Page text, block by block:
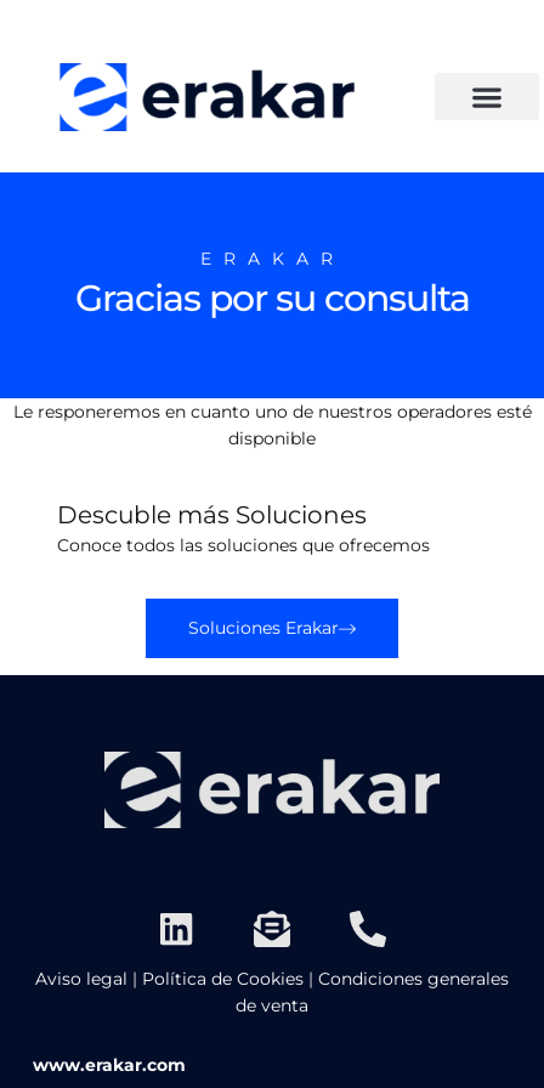
ERAKAR
Gracias por su consulta
Le responeremos en cuanto uno de nuestros operadores esté
disponible
Descuble más Soluciones
Conoce todos las soluciones que ofrecemos
Soluciones Erakar
Aviso legal | Política de Cookies | Condiciones generales
de venta
www.erakar.com